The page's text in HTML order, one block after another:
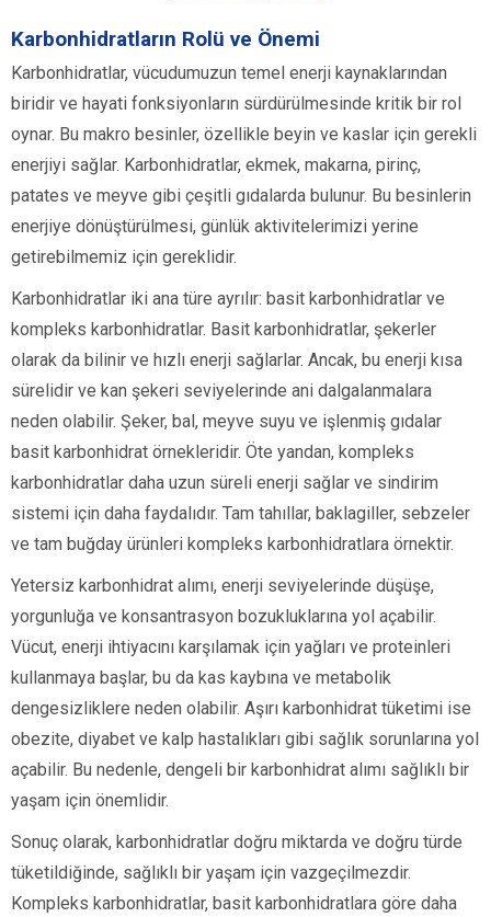
Karbonhidratların Rolü ve Önemi
Karbonhidratlar, vücudumuzun temel enerji kaynaklarından
biridir ve hayati fonksiyonların sürdürülmesinde kritik bir rol
oynar. Bu makro besinler, özellikle beyin ve kaslar için gerekli
enerjiyi sağlar. Karbonhidratlar, ekmek, makarna, pirinç,
patates ve meyve gibi çeşitli gıdalarda bulunur. Bu besinlerin
enerjiye dönüştürülmesi, günlük aktivitelerimizi yerine
getirebilmemiz için gereklidir.
Karbonhidratlar iki ana türe ayrılır: basit karbonhidratlar ve
kompleks karbonhidratlar. Basit karbonhidratlar, şekerler
olarak da bilinir ve hızlı enerji sağlarlar. Ancak, bu enerji kısa
sürelidir ve kan şekeri seviyelerinde ani dalgalanmalara
neden olabilir. Şeker, bal, meyve suyu ve işlenmiş gıdalar
basit karbonhidrat örnekleridir. Öte yandan, kompleks
karbonhidratlar daha uzun süreli enerji sağlar ve sindirim
sistemi için daha faydalıdır. Tam tahıllar, baklagiller, sebzeler
ve tam buğday ürünleri kompleks karbonhidratlara örnektir.
Yetersiz karbonhidrat alımı, enerji seviyelerinde düşüşe,
yorgunluğa ve konsantrasyon bozukluklarına yol açabilir.
Vücut, enerji ihtiyacını karşılamak için yağları ve proteinleri
kullanmaya başlar, bu da kas kaybına ve metabolik
dengesizliklere neden olabilir. Aşırı karbonhidrat tüketimi ise
obezite, diyabet ve kalp hastalıkları gibi sağlık sorunlarına yol
açabilir. Bu nedenle, dengeli bir karbonhidrat alımı sağlıklı bir
yaşam için önemlidir.
Sonuç olarak, karbonhidratlar doğru miktarda ve doğru türde
tüketildiğinde, sağlıklı bir yaşam için vazgeçilmezdir.
Kompleks karbonhidratlar, basit karbonhidratlara göre daha